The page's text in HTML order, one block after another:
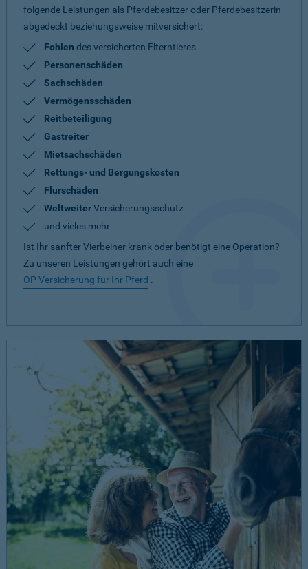
folgende Leistungen als Pferdebesitzer oder Pferdebesitzerin
abgedeckt beziehungsweise mitversichert:
Fohlen des versicherten Elterntieres
Personenschäden
Sachschäden
Vermögensschäden
Reitbeteiligung
Gastreiter
Mietsachschäden
Rettungs- und Bergungskosten
Flurschäden
WeltweiterVersicherungsschutz
und vieles mehr
Ist Ihr sanfter Vierbeiner krank oder benötigt eine Operation?
Zu unseren Leistungen gehört auch eine
OP Versicherung für Ihr Pferd .